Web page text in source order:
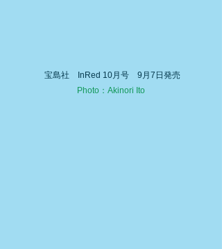
宝島社　InRed 10月号　9月7日発売
Photo：Akinori Ito